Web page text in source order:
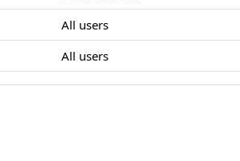
All users
All users